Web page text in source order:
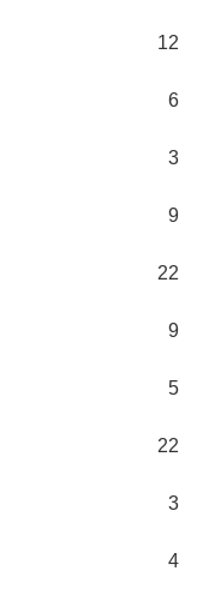
12
6
3
9
22
9
5
22
3
4